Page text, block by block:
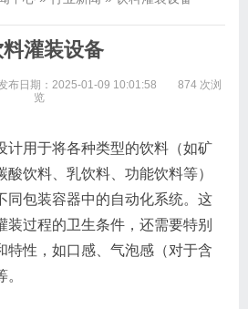
灌装设备
布日期：2025-01-09 10:01:58
874 次浏
览
计用于将各种类型的饮料（如矿
饮料、乳饮料、功能饮料等）
同包装容器中的自动化系统。这
装过程的卫生条件，还需要特别
特性，如口感、气泡感（对于含